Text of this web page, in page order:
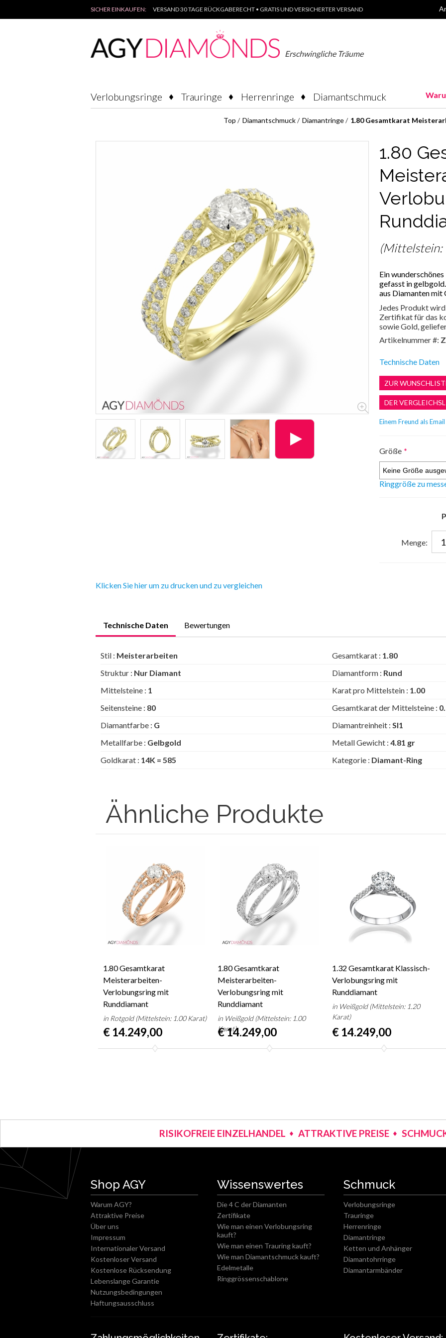
SICHER EINKAUFEN: VERSAND 30 TAGE RÜCKGABERECHT • GRATIS UND VERSICHERTER VERSAND
Erschwingliche Träume
Verlobungsringe Trauringe Herrenringe Diamantschmuck
Top / Diamantschmuck/ Diamantringe/ 1.80 Gesamtkarat
1.80
(Mittelstein:
Ein
gefasst in
aus Diamanten
Jedes Produkt
Zertifikat für das
sowie Gold,
Artikelnummer #:
Technische Daten
Größe *
Ringgröße zu
Menge:
Klicken Sie hier um zu drucken und zu vergleichen
Technische Daten Bewertungen
Stil : Meisterarbeiten Gesamtkarat : 1.80
Struktur : Nur Diamant Diamantform : Rund
Mittelsteine : 1 Karat pro Mittelstein : 1.00
Seitensteine : 80 Gesamtkarat der Mittelsteine :
Diamantfarbe : G Diamantreinheit : SI1
Metallfarbe : Gelbgold Metall Gewicht : 4.81 gr
Goldkarat : 14K = 585 Kategorie : Diamant-Ring
Ähnliche Produkte
1.80 Gesamtkarat
Meisterarbeiten-
Verlobungsring mit
Runddiamant
in Rotgold (Mittelstein: 1.00 Karat)
€ 14.249,00
1.80 Gesamtkarat
Meisterarbeiten-
Verlobungsring mit
Runddiamant
in Weißgold (Mittelstein: 1.00
Karat)
€ 14.249,00
1.32 Gesamtkarat Klassisch-
Verlobungsring mit
Runddiamant
in Weißgold (Mittelstein: 1.20
Karat)
€ 14.249,00
RISIKOFREIE EINZELHANDEL ATTRAKTIVE PREISE
Shop AGY
Warum AGY?
Attraktive Preise
Über uns
Impressum
Internationaler Versand
Kostenloser Versand
Kostenlose Rücksendung
Lebenslange Garantie
Nutzungsbedingungen
Haftungsausschluss
Wissenswertes
Die 4 C der Diamanten
Zertifikate
Wie man einen Verlobungsring
kauft?
Wie man einen Trauring kauft?
Wie man Diamantschmuck kauft?
Edelmetalle
Ringgrössenschablone
Schmuck
Verlobungsringe
Trauringe
Herrenringe
Diamantringe
Ketten und Anhänger
Diamantohrringe
Diamantarmbänder